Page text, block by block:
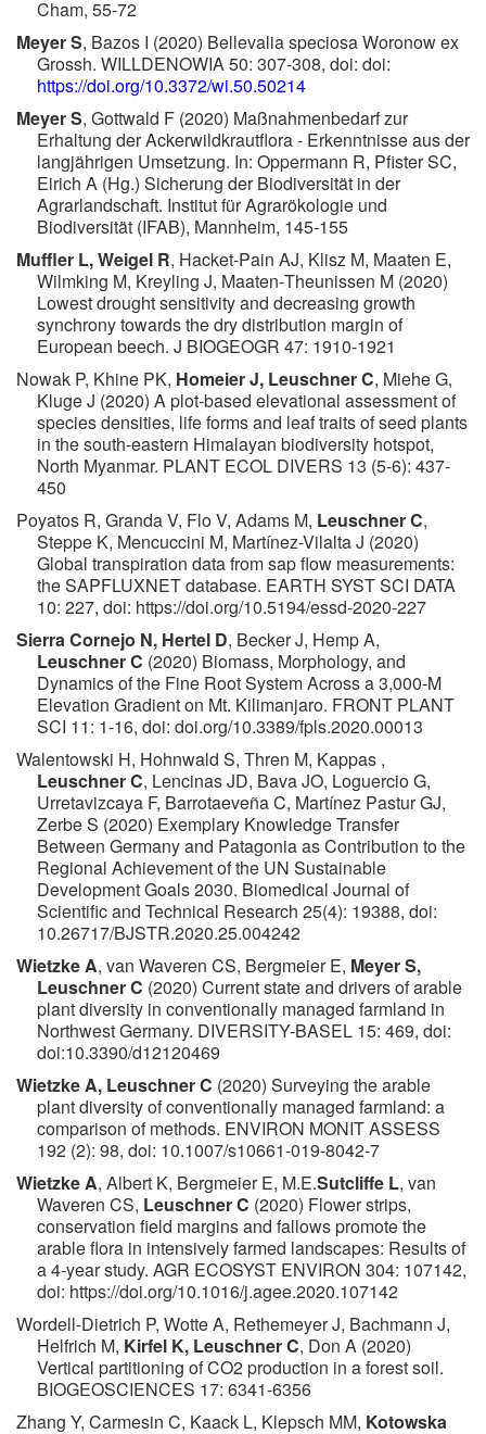
Cham, 55-72
Meyer S, Bazos I (2020) Bellevalia speciosa Woronow ex
Grossh. WILLDENOWIA 50: 307-308, doi: doi:
https://doi.org/10.3372/wi.50.50214
Meyer S, Gottwald F (2020) Maßnahmenbedarf zur
Erhaltung der Ackerwildkrautflora - Erkenntnisse aus der
langjährigen Umsetzung. In: Oppermann R, Pfister SC,
Eirich A (Hg.) Sicherung der Biodiversität in der
Agrarlandschaft. Institut für Agrarökologie und
Biodiversität (IFAB), Mannheim, 145-155
Muffler L, Weigel R, Hacket‐Pain AJ, Klisz M, Maaten E,
Wilmking M, Kreyling J, Maaten‐Theunissen M (2020)
Lowest drought sensitivity and decreasing growth
synchrony towards the dry distribution margin of
European beech. J BIOGEOGR 47: 1910-1921
Nowak P, Khine PK, Homeier J, Leuschner C, Miehe G,
Kluge J (2020) A plot-based elevational assessment of
species densities, life forms and leaf traits of seed plants
in the south-eastern Himalayan biodiversity hotspot,
North Myanmar. PLANT ECOL DIVERS 13 (5-6): 437-
450
Poyatos R, Granda V, Flo V, Adams M, Leuschner C,
Steppe K, Mencuccini M, Martínez-Vilalta J (2020)
Global transpiration data from sap flow measurements:
the SAPFLUXNET database. EARTH SYST SCI DATA
10: 227, doi: https://doi.org/10.5194/essd-2020-227
Sierra Cornejo N, Hertel D, Becker J, Hemp A,
Leuschner C (2020) Biomass, Morphology, and
Dynamics of the Fine Root System Across a 3,000-M
Elevation Gradient on Mt. Kilimanjaro. FRONT PLANT
SCI 11: 1-16, doi: doi.org/10.3389/fpls.2020.00013
Walentowski H, Hohnwald S, Thren M, Kappas ,
Leuschner C, Lencinas JD, Bava JO, Loguercio G,
Urretavizcaya F, Barrotaeveña C, Martínez Pastur GJ,
Zerbe S (2020) Exemplary Knowledge Transfer
Between Germany and Patagonia as Contribution to the
Regional Achievement of the UN Sustainable
Development Goals 2030. Biomedical Journal of
Scientific and Technical Research 25(4): 19388, doi:
10.26717/BJSTR.2020.25.004242
Wietzke A, van Waveren CS, Bergmeier E, Meyer S,
Leuschner C (2020) Current state and drivers of arable
plant diversity in conventionally managed farmland in
Northwest Germany. DIVERSITY-BASEL 15: 469, doi:
doi:10.3390/d12120469
Wietzke A, Leuschner C (2020) Surveying the arable
plant diversity of conventionally managed farmland: a
comparison of methods. ENVIRON MONIT ASSESS
192 (2): 98, doi: 10.1007/s10661-019-8042-7
Wietzke A, Albert K, Bergmeier E, M.E.Sutcliffe L, van
Waveren CS, Leuschner C (2020) Flower strips,
conservation field margins and fallows promote the
arable flora in intensively farmed landscapes: Results of
a 4-year study. AGR ECOSYST ENVIRON 304: 107142,
doi: https://doi.org/10.1016/j.agee.2020.107142
Wordell-Dietrich P, Wotte A, Rethemeyer J, Bachmann J,
Helfrich M, Kirfel K, Leuschner C, Don A (2020)
Vertical partitioning of CO2 production in a forest soil.
BIOGEOSCIENCES 17: 6341-6356
Zhang Y, Carmesin C, Kaack L, Klepsch MM, Kotowska